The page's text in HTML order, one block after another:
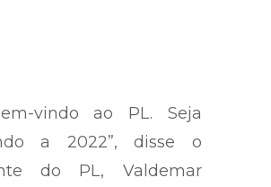
vindo ao PL. Seja
a 2022”, disse o